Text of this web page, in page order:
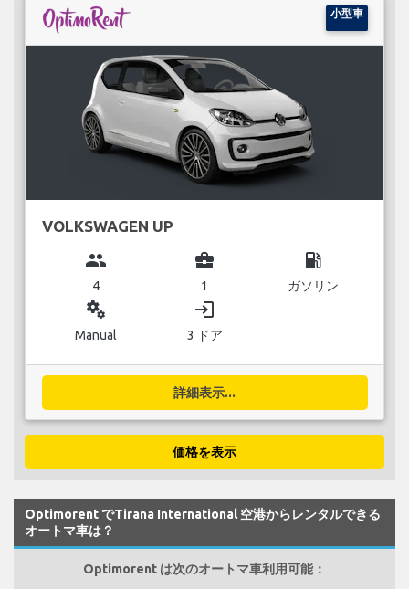
小型車
VOLKSWAGEN UP
group
4
business_center
1
local_gas_station
ガソリン
miscellaneous_services
Manual
login
3 ドア
詳細表示...
価格を表示
Optimorent でTirana International 空港からレンタルできる
オートマ車は？
Optimorent は次のオートマ車利用可能：